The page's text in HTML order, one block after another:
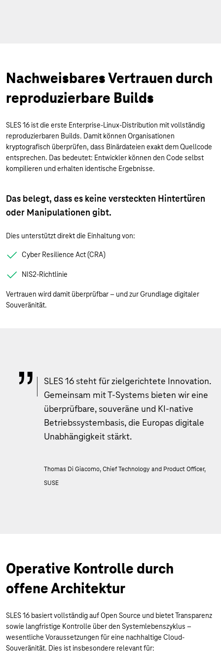
Nachweisbares Vertrauen durch
reproduzierbare Builds
SLES 16 ist die erste Enterprise-Linux-Distribution mit vollständig
reproduzierbaren Builds. Damit können Organisationen
kryptografisch überprüfen, dass Binärdateien exakt dem Quellcode
entsprechen. Das bedeutet: Entwickler können den Code selbst
kompilieren und erhalten identische Ergebnisse.
Das belegt, dass es keine versteckten Hintertüren
oder Manipulationen gibt.
Dies unterstützt direkt die Einhaltung von:
Cyber Resilience Act (CRA)
NIS2-Richtlinie
Vertrauen wird damit überprüfbar – und zur Grundlage digitaler
Souveränität.
SLES 16 steht für zielgerichtete Innovation.
Gemeinsam mit T-Systems bieten wir eine
überprüfbare, souveräne und KI-native
Betriebssystembasis, die Europas digitale
Unabhängigkeit stärkt.
Thomas Di Giacomo, Chief Technology and Product Officer,
SUSE
Operative Kontrolle durch
offene Architektur
SLES 16 basiert vollständig auf Open Source und bietet Transparenz
sowie langfristige Kontrolle über den Systemlebenszyklus –
wesentliche Voraussetzungen für eine nachhaltige Cloud-
Souveränität. Dies ist insbesondere relevant für: